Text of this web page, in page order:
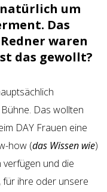
natürlich um
Das
waren
das gewollt?
Das wollten
DAY Frauen eine
how (das Wissen wie)
und die
für ihre oder unsere